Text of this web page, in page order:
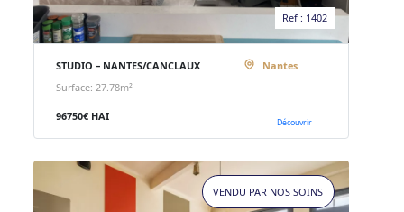
Ref : 1402
STUDIO – NANTES/CANCLAUX
Nantes
Surface: 27.78m²
96750€ HAI Découvrir
VENDU PAR NOS SOINS